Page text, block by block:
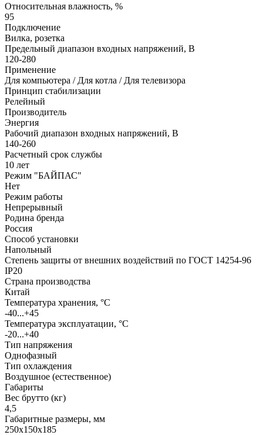
Относительная влажность, %
95
Подключение
Вилка, розетка
Предельный диапазон входных напряжений, В
120-280
Применение
Для компьютера / Для котла / Для телевизора
Принцип стабилизации
Релейный
Производитель
Энергия
Рабочий диапазон входных напряжений, В
140-260
Расчетный срок службы
10 лет
Режим "БАЙПАС"
Нет
Режим работы
Непрерывный
Родина бренда
Россия
Способ установки
Напольный
Степень защиты от внешних воздействий по ГОСТ 14254-96
IP20
Страна производства
Китай
Температура хранения, °С
-40...+45
Температура эксплуатации, °С
-20...+40
Тип напряжения
Однофазный
Тип охлаждения
Воздушное (естественное)
Габариты
Вес брутто (кг)
4,5
Габаритные размеры, мм
250x150x185